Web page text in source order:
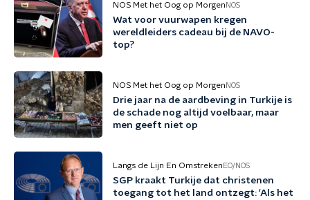
NOS Met het Oog op Morgen NOS
Wat voor vuurwapen kregen
wereldleiders cadeau bij de NAVO-
top?
NOS Met het Oog op Morgen NOS
Drie jaar na de aardbeving in Turkije is
de schade nog altijd voelbaar, maar
men geeft niet op
Langs de Lijn En Omstreken EO/NOS
SGP kraakt Turkije dat christenen
toegang tot het land ontzegt: 'Als het